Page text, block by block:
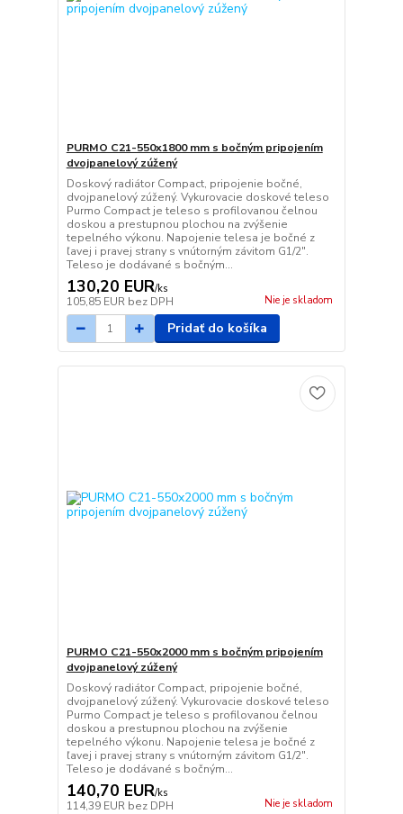
PURMO C21-550x1800 mm s bočným pripojením
dvojpanelový zúžený
Doskový radiátor Compact, pripojenie bočné,
dvojpanelový zúžený. Vykurovacie doskové teleso
Purmo Compact je teleso s profilovanou čelnou
doskou a prestupnou plochou na zvýšenie
tepelného výkonu. Napojenie telesa je bočné z
ľavej i pravej strany s vnútorným závitom G1/2".
Teleso je dodávané s bočným...
130,20 EUR/ks
105,85 EUR bez DPH Nie je skladom
Pridať do košíka
PURMO C21-550x2000 mm s bočným pripojením
dvojpanelový zúžený
Doskový radiátor Compact, pripojenie bočné,
dvojpanelový zúžený. Vykurovacie doskové teleso
Purmo Compact je teleso s profilovanou čelnou
doskou a prestupnou plochou na zvýšenie
tepelného výkonu. Napojenie telesa je bočné z
ľavej i pravej strany s vnútorným závitom G1/2".
Teleso je dodávané s bočným...
140,70 EUR/ks
114,39 EUR bez DPH Nie je skladom